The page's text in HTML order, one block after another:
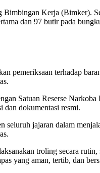
Bimbingan Kerja (Bimker).
dan 97 butir pada
pemeriksaan terhadap
Satuan Reserse Narkoba
dan dokumentasi resmi.
seluruh jajaran dalam
troling secara rutin,
yang aman, tertib, dan